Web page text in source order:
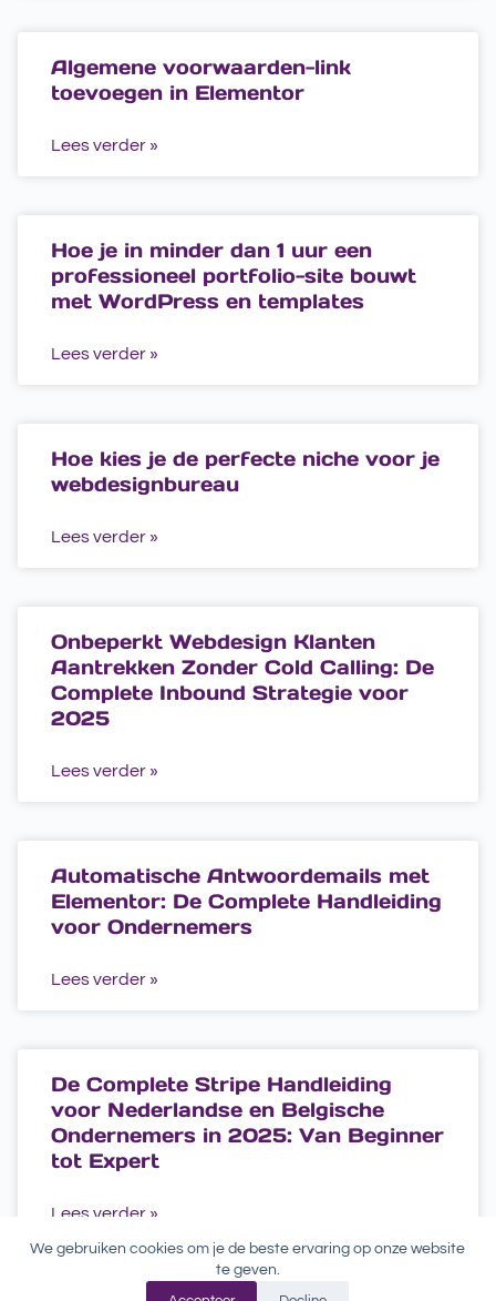
We gebruiken cookies om je de beste ervaring op onze website
te geven.
Algemene voorwaarden-link
toevoegen in Elementor
Lees verder »
Hoe je in minder dan 1 uur een
professioneel portfolio-site bouwt
met WordPress en templates
Lees verder »
Hoe kies je de perfecte niche voor je
webdesignbureau
Lees verder »
Onbeperkt Webdesign Klanten
Aantrekken Zonder Cold Calling: De
Complete Inbound Strategie voor
2025
Lees verder »
Automatische Antwoordemails met
Elementor: De Complete Handleiding
voor Ondernemers
Lees verder »
De Complete Stripe Handleiding
voor Nederlandse en Belgische
Ondernemers in 2025: Van Beginner
tot Expert
Lees verder »